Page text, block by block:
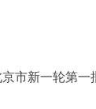
市新一轮第一